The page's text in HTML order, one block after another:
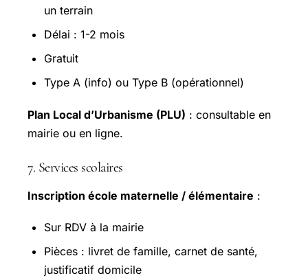
un terrain
Délai : 1-2 mois
Gratuit
Type A (info) ou Type B (opérationnel)
Plan Local d’Urbanisme (PLU) : consultable en
mairie ou en ligne.
7. Services scolaires
Inscription école maternelle / élémentaire :
Sur RDV à la mairie
Pièces : livret de famille, carnet de santé,
justificatif domicile